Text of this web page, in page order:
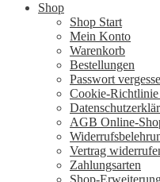
Shop
Shop Start
Mein Konto
Warenkorb
Bestellungen
Passwort
Cookie-
AGB Online-
Vertrag
Zahlungsarten
Shop-